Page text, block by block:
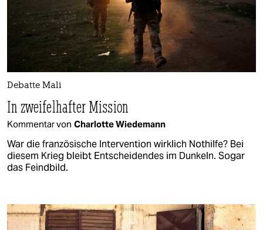
Debatte Mali
In zweifelhafter Mission
Kommentar von Charlotte Wiedemann
War die französische Intervention wirklich Nothilfe? Bei
diesem Krieg bleibt Entscheidendes im Dunkeln. Sogar
das Feindbild.